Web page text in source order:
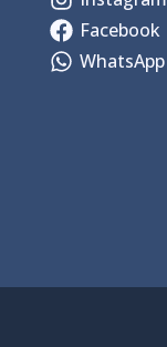
Facebook
WhatsApp